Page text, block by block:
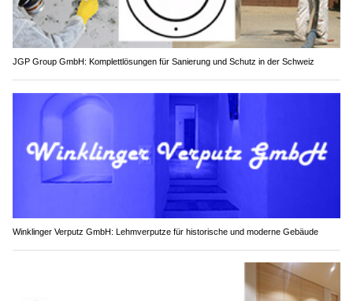
JGP Group GmbH: Komplettlösungen für Sanierung und Schutz in der Schweiz
Winklinger Verputz GmbH: Lehmverputze für historische und moderne Gebäude